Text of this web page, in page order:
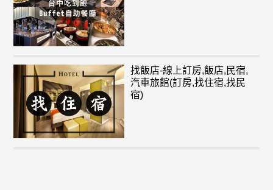
找飯店-線上訂房,飯店,民宿,
汽車旅館(訂房,找住宿,找民
宿)